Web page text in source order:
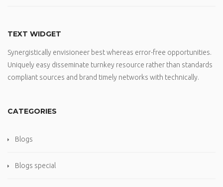
TEXT WIDGET
Synergistically envisioneer best whereas error-free opportunities.
Uniquely easy disseminate turnkey resource rather than standards
compliant sources and brand timely networks with technically.
CATEGORIES
Blogs
Blogs special